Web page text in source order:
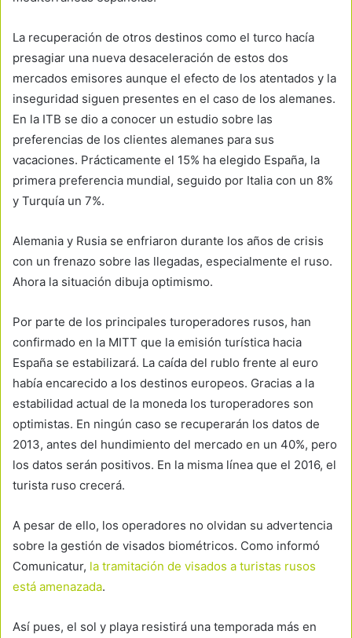
La recuperación de otros destinos como el turco hacía
presagiar una nueva desaceleración de estos dos
mercados emisores aunque el efecto de los atentados y la
inseguridad siguen presentes en el caso de los alemanes.
En la ITB se dio a conocer un estudio sobre las
preferencias de los clientes alemanes para sus
vacaciones. Prácticamente el 15% ha elegido España, la
primera preferencia mundial, seguido por Italia con un 8%
y Turquía un 7%.
Alemania y Rusia se enfriaron durante los años de crisis
con un frenazo sobre las llegadas, especialmente el ruso.
Ahora la situación dibuja optimismo.
Por parte de los principales turoperadores rusos, han
confirmado en la MITT que la emisión turística hacia
España se estabilizará. La caída del rublo frente al euro
había encarecido a los destinos europeos. Gracias a la
estabilidad actual de la moneda los turoperadores son
optimistas. En ningún caso se recuperarán los datos de
2013, antes del hundimiento del mercado en un 40%, pero
los datos serán positivos. En la misma línea que el 2016, el
turista ruso crecerá.
A pesar de ello, los operadores no olvidan su advertencia
sobre la gestión de visados biométricos. Como informó
Comunicatur, la tramitación de visados a turistas rusos
está amenazada.
Así pues, el sol y playa resistirá una temporada más en